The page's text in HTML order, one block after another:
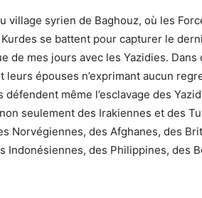
village syrien de Baghouz, où les
se battent pour capturer le
de mes jours avec les Yazidies. Dans
épouses n’exprimant aucun
même l’esclavage des
seulement des Irakiennes et des
Norvégiennes, des Afghanes, des
Indonésiennes, des Philippines, des